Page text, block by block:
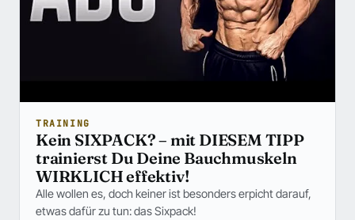
TRAINING
Kein SIXPACK? – mit DIESEM TIPP
trainierst Du Deine Bauchmuskeln
WIRKLICH effektiv!
Alle wollen es, doch keiner ist besonders erpicht darauf,
etwas dafür zu tun: das Sixpack!